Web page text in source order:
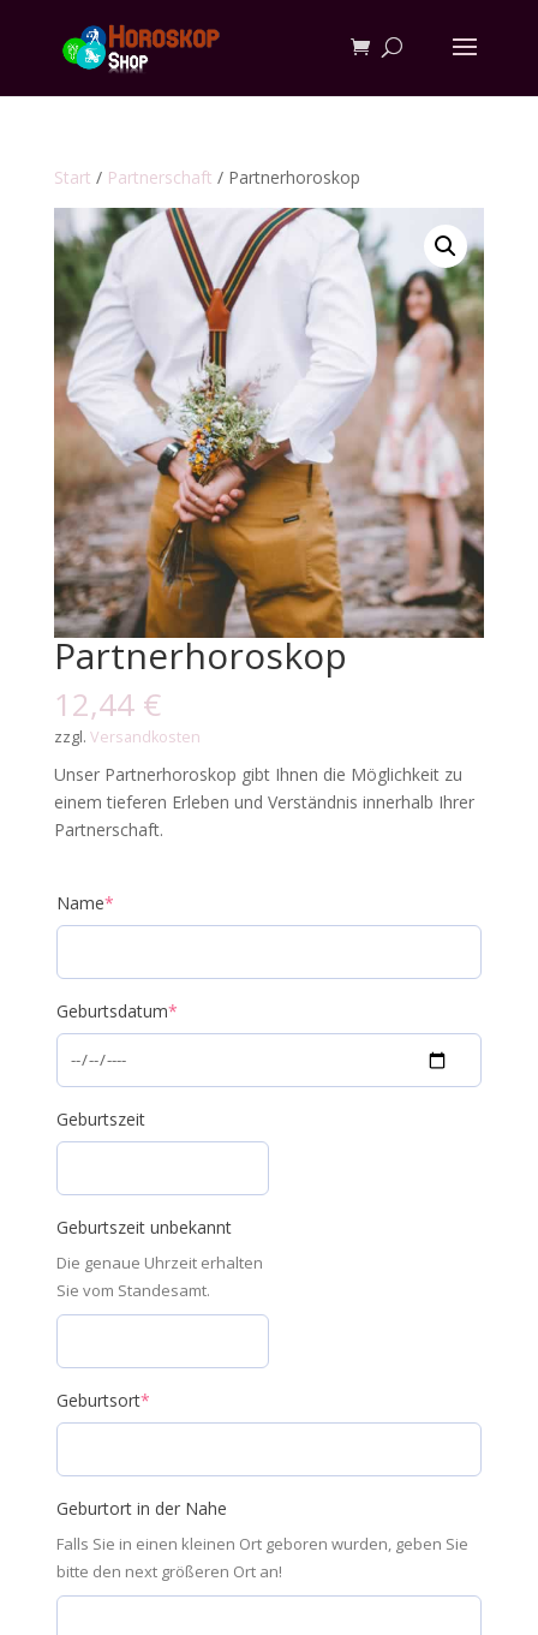
Start / Partnerschaft / Partnerhoroskop
Partnerhoroskop
12,44 €
zzgl. Versandkosten
Unser Partnerhoroskop gibt Ihnen die Möglichkeit zu
einem tieferen Erleben und Verständnis innerhalb Ihrer
Partnerschaft.
Name*
Geburtsdatum*
Geburtszeit
Geburtszeit unbekannt
Die genaue Uhrzeit erhalten
Sie vom Standesamt.
Geburtsort*
Geburtort in der Nahe
Falls Sie in einen kleinen Ort geboren wurden, geben Sie
bitte den next größeren Ort an!